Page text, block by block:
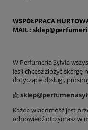
WSPÓŁPRACA
MAIL :
W Perfumeria Sylvia
Jeśli chcesz złożyć
dotyczące obsługi,
📩
Każda wiadomość jest
odpowiedź otrzymasz w